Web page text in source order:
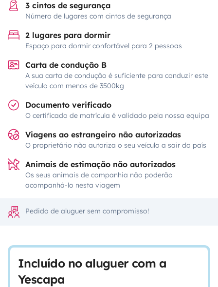
3 cintos de segurança
Número de lugares com cintos de segurança
2 lugares para dormir
Espaço para dormir confortável para 2 pessoas
Carta de condução B
A sua carta de condução é suficiente para conduzir este
veículo com menos de 3500kg
Documento verificado
O certificado de matrícula é validado pela nossa equipa
Viagens ao estrangeiro não autorizadas
O proprietário não autoriza o seu veículo a sair do país
Animais de estimação não autorizados
Os seus animais de companhia não poderão
acompanhá-lo nesta viagem
Pedido de aluguer sem compromisso!
Incluído no aluguer com a
Yescapa